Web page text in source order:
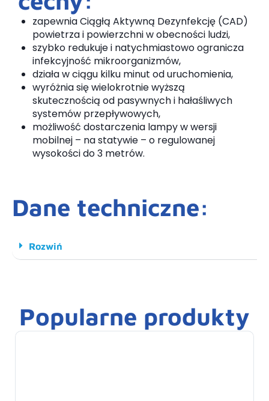
zapewnia Ciągłą Aktywną Dezynfekcję (CAD)
powietrza i powierzchni w obecności ludzi,
szybko redukuje i natychmiastowo ogranicza
infekcyjność mikroorganizmów,
działa w ciągu kilku minut od uruchomienia,
wyróżnia się wielokrotnie wyższą
skutecznością od pasywnych i hałaśliwych
systemów przepływowych,
możliwość dostarczenia lampy w wersji
mobilnej – na statywie – o regulowanej
wysokości do 3 metrów.
Dane techniczne:
Rozwiń
Popularne produkty